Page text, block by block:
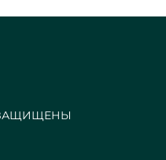
ЗАЩИЩЕНЫ